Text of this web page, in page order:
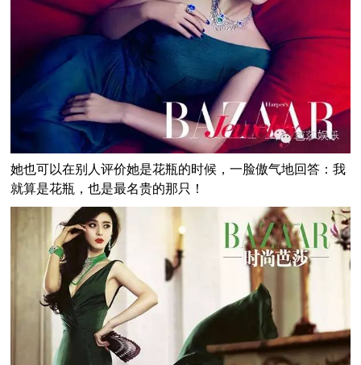
她也可以在别人评价她是花瓶的时候，一脸傲气地回答：我
就算是花瓶，也是最名贵的那只！